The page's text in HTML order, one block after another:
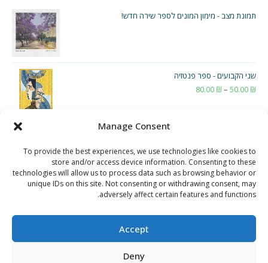
Manage Consent
To provide the best experiences, we use technologies like cookies to
store and/or access device information. Consenting to these
technologies will allow us to process data such as browsing behavior or
unique IDs on this site. Not consenting or withdrawing consent, may
adversely affect certain features and functions.
Accept
Deny
תמונת מצב - מימון המונים לספר שירה חדש!
שני הקבועים - ספר פנטזיה
50.00 ₪
–
80.00 ₪